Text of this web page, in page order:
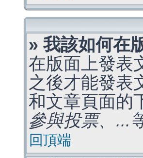
» 我該如何在
在版面上發表
之後才能發表
和文章頁面的
參與投票、...
回頂端